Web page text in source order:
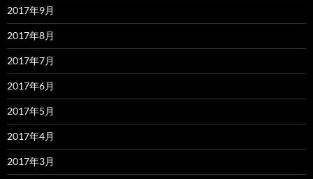
2017年9月
2017年8月
2017年7月
2017年6月
2017年5月
2017年4月
2017年3月